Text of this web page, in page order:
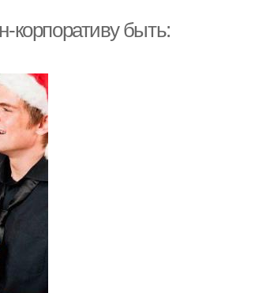
корпоративу быть: